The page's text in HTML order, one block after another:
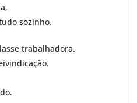
sozinho.
trabalhadora.